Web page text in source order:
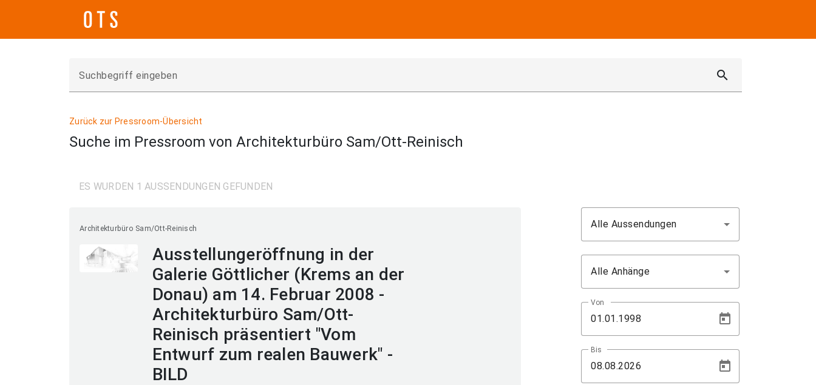
Suchbegriff eingeben search
Zurück zur Pressroom-Übersicht
Suche im Pressroom von Architekturbüro Sam/Ott-Reinisch
ES WURDEN 1 AUSSENDUNGEN GEFUNDEN
Architekturbüro Sam/Ott-Reinisch
Ausstellungeröffnung in der
Galerie Göttlicher (Krems an der
Donau) am 14. Februar 2008 -
Architekturbüro Sam/Ott-
Reinisch präsentiert "Vom
Entwurf zum realen Bauwerk" -
BILD
Alle Aussendungen
Alle Anhänge
Von
Bis